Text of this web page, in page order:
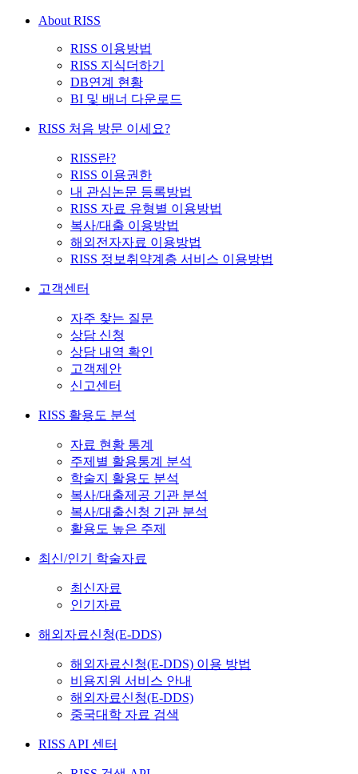
About RISS
RISS 이용방법
RISS 지식더하기
DB연계 현황
BI 및 배너 다운로드
RISS 처음 방문 이세요?
RISS란?
RISS 이용권한
내 관심논문 등록방법
RISS 자료 유형별 이용방법
복사/대출 이용방법
해외전자자료 이용방법
RISS 정보취약계층 서비스 이용방법
고객센터
자주 찾는 질문
상담 신청
상담 내역 확인
고객제안
신고센터
RISS 활용도 분석
자료 현황 통계
주제별 활용통계 분석
학술지 활용도 분석
복사/대출제공 기관 분석
복사/대출신청 기관 분석
활용도 높은 주제
최신/인기 학술자료
최신자료
인기자료
해외자료신청(E-DDS)
해외자료신청(E-DDS) 이용 방법
비용지원 서비스 안내
해외자료신청(E-DDS)
중국대학 자료 검색
RISS API 센터